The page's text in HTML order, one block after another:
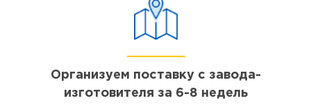
Организуем поставку с завода-
изготовителя за 6-8 недель